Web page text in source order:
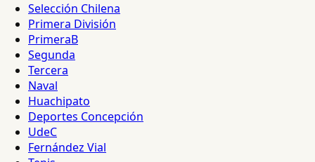
Selección Chilena
Primera División
PrimeraB
Segunda
Tercera
Naval
Huachipato
Deportes Concepción
UdeC
Fernández Vial